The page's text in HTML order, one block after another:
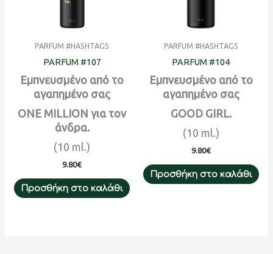
PARFUM #HASHTAGS
PARFUM #107
Εμπνευσμένο από το
αγαπημένο σας
ONE MILLION για τον
άνδρα.
(10 ml.)
9.80€
Προσθήκη στο καλάθι
PARFUM #HASHTAGS
PARFUM #104
Εμπνευσμένο από το
αγαπημένο σας
GOOD GIRL.
(10 ml.)
9.80€
Προσθήκη στο καλάθι